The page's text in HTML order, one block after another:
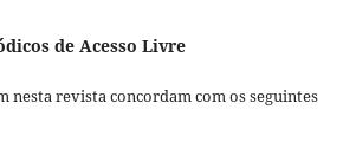
de Acesso Livre
nesta revista concordam com os seguintes